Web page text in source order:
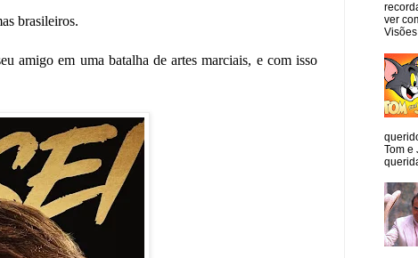
brasileiros.
amigo em uma batalha de artes marciais, e com isso
ver
Tom e